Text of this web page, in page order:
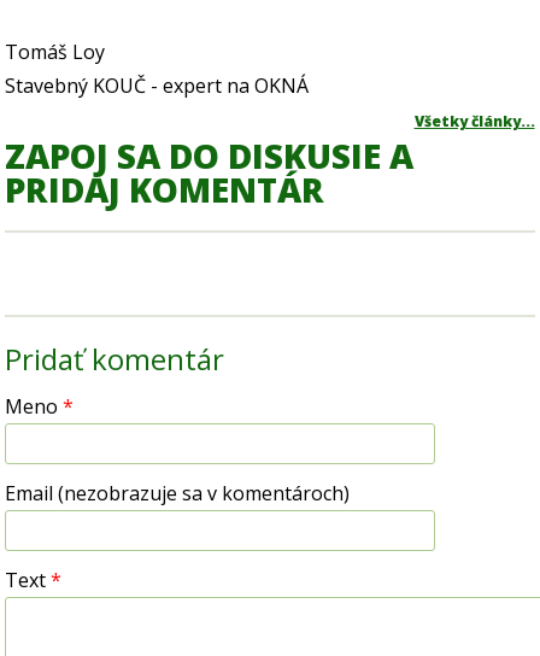
Tomáš Loy
Stavebný KOUČ - expert na OKNÁ
Všetky články...
ZAPOJ SA DO DISKUSIE A
PRIDAJ KOMENTÁR
Pridať komentár
Meno*
Email (nezobrazuje sa v komentároch)
Text*